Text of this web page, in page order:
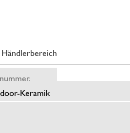
Händlerbereich
Keramik